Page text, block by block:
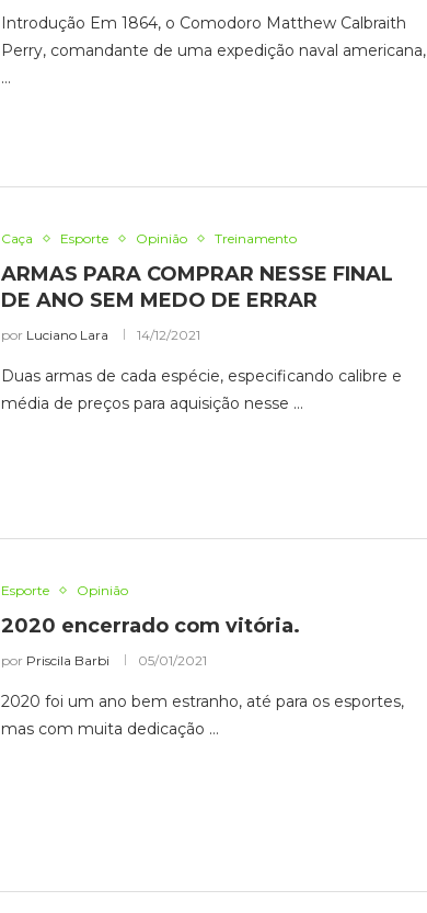
Introdução Em 1864, o Comodoro Matthew Calbraith
Perry, comandante de uma expedição naval americana,
…
Caça Esporte Opinião Treinamento
ARMAS PARA COMPRAR NESSE FINAL
DE ANO SEM MEDO DE ERRAR
por Luciano Lara 14/12/2021
Duas armas de cada espécie, especificando calibre e
média de preços para aquisição nesse …
Esporte Opinião
2020 encerrado com vitória.
por Priscila Barbi 05/01/2021
2020 foi um ano bem estranho, até para os esportes,
mas com muita dedicação …